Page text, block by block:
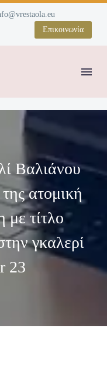
Επικοινωνία
Βαλιάνου
ατομική
με τίτλο
γκαλερί
23